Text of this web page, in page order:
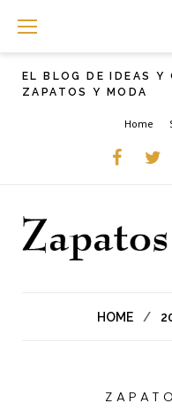
EL BLOG DE IDEAS Y
ZAPATOS Y MODA
Home
HOME /